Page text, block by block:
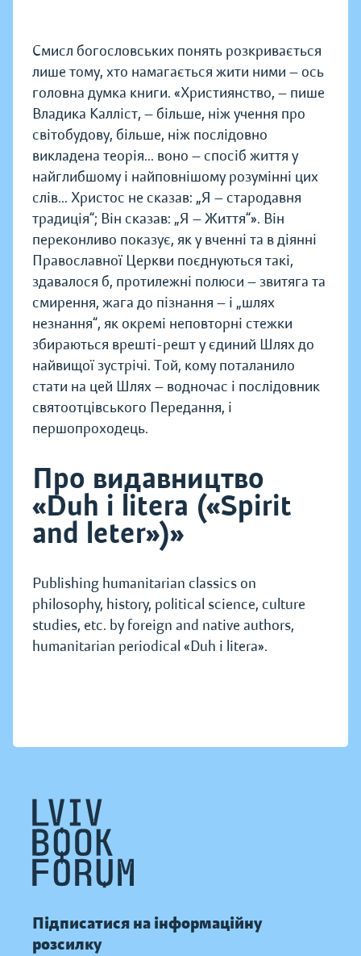
Смисл богословських понять розкривається
лише тому, хто намагається жити ними — ось
головна думка книги. «Християнство, — пише
Владика Калліст, — більше, ніж учення про
світобудову, більше, ніж послідовно
викладена теорія... воно — спосіб життя у
найглибшому і найповнішому розумінні цих
слів... Христос не сказав: „Я — стародавня
традиція“; Він сказав: „Я — Життя“». Він
переконливо показує, як у вченні та в діянні
Православної Церкви поєднуються такі,
здавалося б, протилежні полюси — звитяга та
смирення, жага до пізнання — і „шлях
незнання“, як окремі неповторні стежки
збираються врешті-решт у єдиний Шлях до
найвищої зустрічі. Той, кому поталанило
стати на цей Шлях — водночас і послідовник
святоотцівського Передання, і
першопроходець.
Про видавництво
«Duh i litera («Spirit
and leter»)»
Publishing humanitarian classics on
philosophy, history, political science, culture
studies, etc. by foreign and native authors,
humanitarian periodical «Duh i litera».
Підписатися на інформаційну
розсилку